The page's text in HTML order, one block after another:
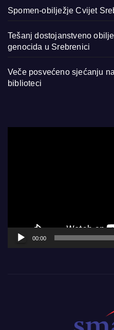
Spomen-obilježje Cvijet
Tešanj dostojanstveno
genocida u Srebrenici
Veče posvećeno sjećanju
biblioteci
00:00